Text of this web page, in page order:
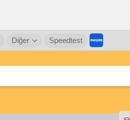
Diğer Speedtest